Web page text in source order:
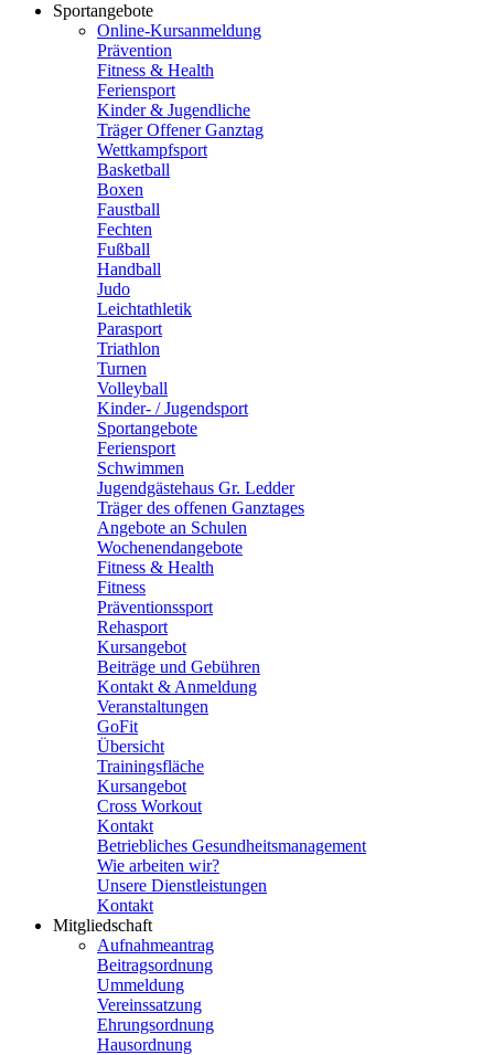
Sportangebote
Online-Kursanmeldung
Prävention
Fitness & Health
Feriensport
Kinder & Jugendliche
Träger Offener Ganztag
Wettkampfsport
Basketball
Boxen
Faustball
Fechten
Fußball
Handball
Judo
Leichtathletik
Parasport
Triathlon
Turnen
Volleyball
Kinder- / Jugendsport
Sportangebote
Feriensport
Schwimmen
Jugendgästehaus Gr. Ledder
Träger des offenen Ganztages
Angebote an Schulen
Wochenendangebote
Fitness & Health
Fitness
Präventionssport
Rehasport
Kursangebot
Beiträge und Gebühren
Kontakt & Anmeldung
Veranstaltungen
GoFit
Übersicht
Trainingsfläche
Kursangebot
Cross Workout
Kontakt
Betriebliches Gesundheitsmanagement
Wie arbeiten wir?
Unsere Dienstleistungen
Kontakt
Mitgliedschaft
Aufnahmeantrag
Beitragsordnung
Ummeldung
Vereinssatzung
Ehrungsordnung
Hausordnung